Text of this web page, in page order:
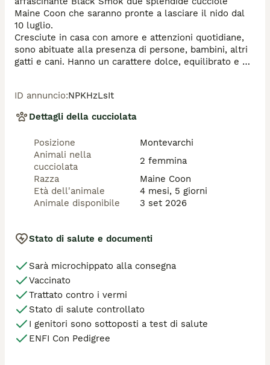
Maine Coon che saranno pronte a lasciare il nido dal
10 luglio.
Cresciute in casa con amore e attenzioni quotidiane,
sono abituate alla presenza di persone, bambini, altri
gatti e cani. Hanno un carattere dolce, equilibrato e
Saranno affidate con: 🐾 Microchip
🐾 Vaccinazioni in regola per l'età
🐾 Sverminazioni effettuate
🐾 Libretto sanitario
🐾 Genitori sottoposti a test genetici per le principali
patologie della razza
La nostra priorità è trovare per loro famiglie
responsabili e amorevoli, che sappiano apprezzare non
solo la loro bellezza, ma anche il meraviglioso
ID annuncio:NPKHzLsIt
Dettagli della cucciolata
Posizione
Montevarchi
Animali nella
cucciolata
2 femmina
Razza
Maine Coon
Età dell'animale
4 mesi, 5 giorni
Animale disponibile
3 set 2026
Stato di salute e documenti
Sarà microchippato alla consegna
Vaccinato
Trattato contro i vermi
Stato di salute controllato
I genitori sono sottoposti a test di salute
ENFI Con Pedigree